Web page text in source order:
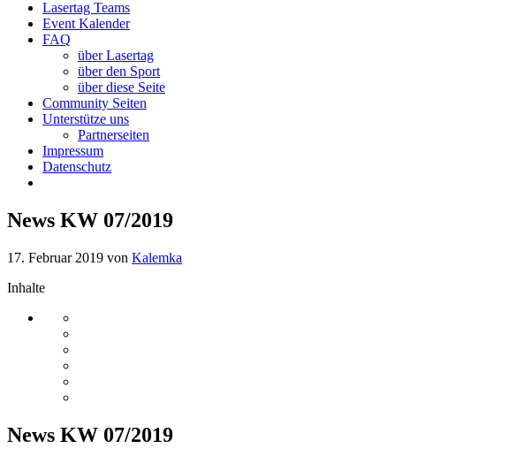
Lasertag Teams
Event Kalender
FAQ
über Lasertag
über den Sport
über diese Seite
Community Seiten
Unterstütze uns
Partnerseiten
Impressum
Datenschutz
News KW 07/2019
17. Februar 2019 von Kalemka
Inhalte
News KW 07/2019